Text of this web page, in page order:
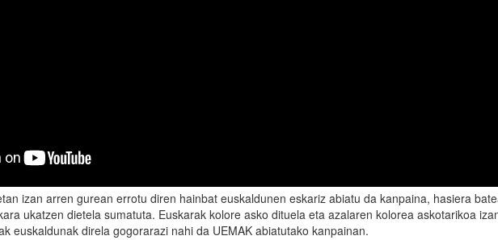
izan arren gurean errotu diren hainbat euskaldunen eskariz abiatu da kanpaina, hasiera
ukatzen dietela sumatuta. Euskarak kolore asko dituela eta azalaren kolorea askotarikoa
euskaldunak direla gogorarazi nahi da UEMAK abiatutako kanpainan.